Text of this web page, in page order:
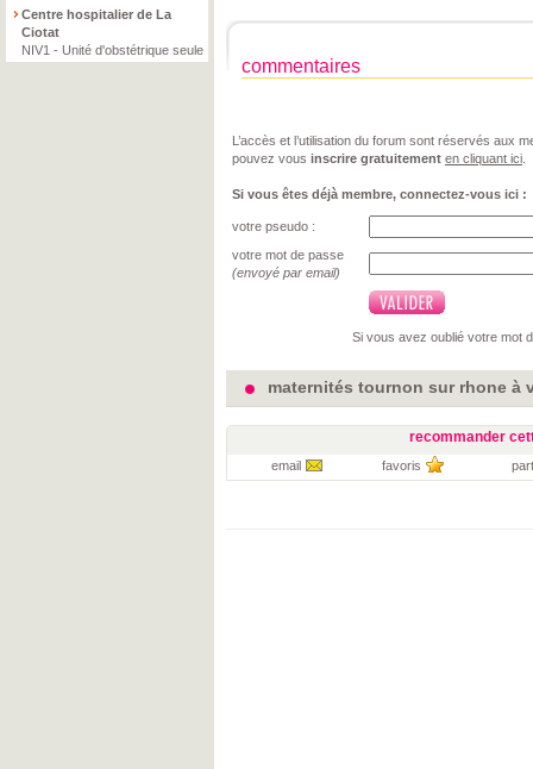
Centre hospitalier de La
Ciotat
NIV1 - Unité d'obstétrique seule
commentaires
L’accès et l’utilisation du forum sont réservés aux
pouvez vous inscrire gratuitement en cliquant ici
Si vous êtes déjà membre, connectez-vous ici :
votre pseudo :
votre mot de passe
(envoyé par email)
Si vous avez oublié votre mot
maternités tournon sur rhone à
recommander
email favoris